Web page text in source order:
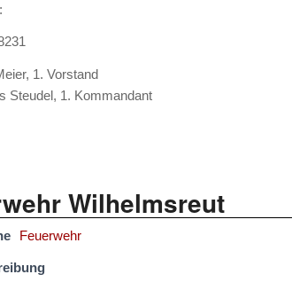
1. Vorstand
Steudel, 1. Kommandant
Wilhelmsreut
Feuerwehr